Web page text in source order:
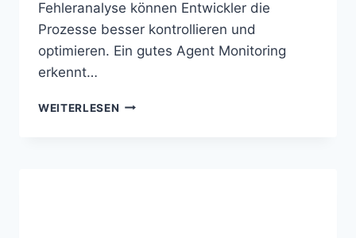
Fehleranalyse können Entwickler die
Prozesse besser kontrollieren und
optimieren. Ein gutes Agent Monitoring
erkennt…
WEITERLESEN ARIZE